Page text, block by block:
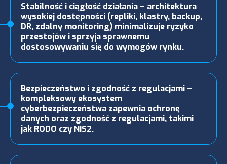
Stabilność i ciągłość działania – architektura
wysokiej dostępności (repliki, klastry, backup,
DR, zdalny monitoring) minimalizuje ryzyko
przestojów i sprzyja sprawnemu
dostosowywaniu się do wymogów rynku.
Bezpieczeństwo i zgodność z regulacjami –
kompleksowy ekosystem
cyberbezpieczeństwa zapewnia ochronę
danych oraz zgodność z regulacjami, takimi
jak RODO czy NIS2.